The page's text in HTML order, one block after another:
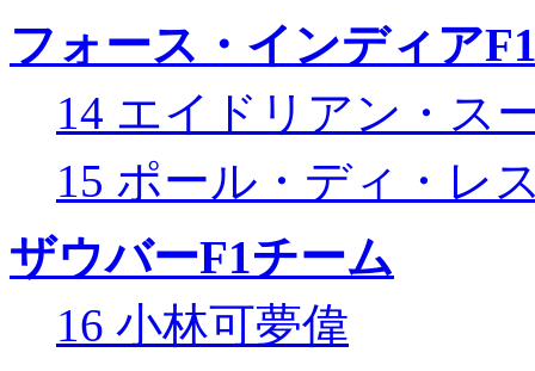
フォース・インディア
14 エイドリアン・ス
15 ポール・ディ・レ
ザウバーF1チーム
16 小林可夢偉